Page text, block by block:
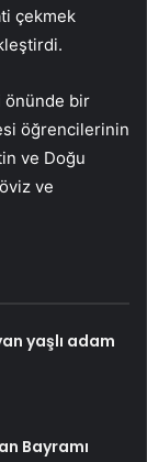
çekmek
önünde bir
öğrencilerinin
ve Doğu
ve
yaşlı adam
Bayramı